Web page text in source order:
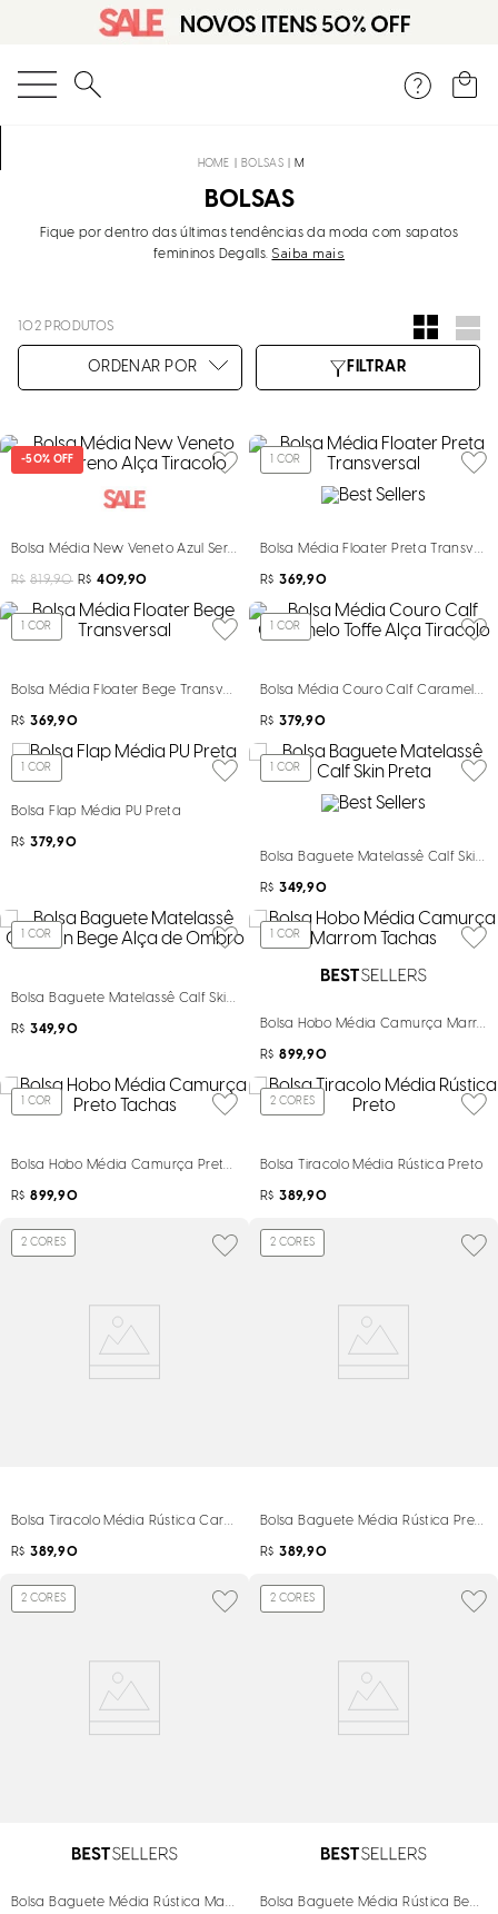
O que você está procurando?
BOLSAS M
BOLSAS
Fique por dentro das últimas tendências da moda com sapatos
femininos Degalls. Saiba mais
102 PRODUTOS
-50% OFF
Bolsa Média New Veneto Azul Sereno Alça Tiracolo
R$ 819,90 R$ 409,90
COR
Bolsa Média Floater Preta
R$ 369,90
COR
Bolsa Média Floater Bege Transversal
R$ 369,90
COR
Bolsa Média Couro Calf Caramelo
R$ 379,90
COR
Bolsa Flap Média PU Preta
R$ 379,90
COR
Bolsa Baguete Matelassê Calf Skin
R$ 349,90
COR
Bolsa Baguete Matelassê Calf Skin Bege Alça De Ombro
R$ 349,90
COR
Bolsa Hobo Média Camurça
R$ 899,90
COR
Bolsa Hobo Média Camurça Preto Tachas
R$ 899,90
2 CORES
Bolsa Tiracolo Média Rústica Preto
R$ 389,90
2 CORES
Bolsa Tiracolo Média Rústica Caramelo Toffe
R$ 389,90
2 CORES
Bolsa Baguete Média Rústica Preto
R$ 389,90
2 CORES
Bolsa Baguete Média Rústica Marrom Castanho Alça De Ombro
2 CORES
Bolsa Baguete Média Rústica Bege